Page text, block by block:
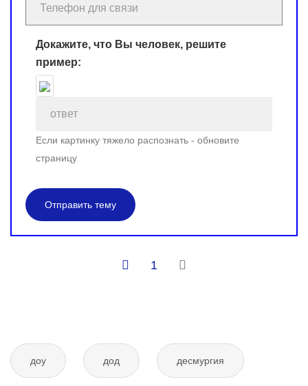
Докажите, что Вы человек, решите
пример:
Если картинку тяжело распознать - обновите
страницу
Отправить тему
1
доу дод десмургия